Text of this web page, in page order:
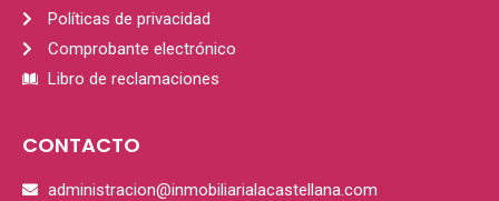
Políticas de privacidad
Comprobante electrónico
Libro de reclamaciones
CONTACTO
administracion@inmobiliarialacastellana.com